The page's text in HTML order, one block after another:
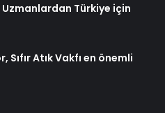
Uzmanlardan Türkiye için
Atık Vakfı en önemli